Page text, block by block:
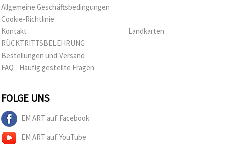
Allgemeine Geschäftsbedingungen
Cookie-Richtlinie
Kontakt
RÜCKTRITTSBELEHRUNG
Bestellungen und Versand
FAQ - Häufig gestellte Fragen
Landkarten
FOLGE UNS
EM ART auf Facebook
EM ART auf YouTube